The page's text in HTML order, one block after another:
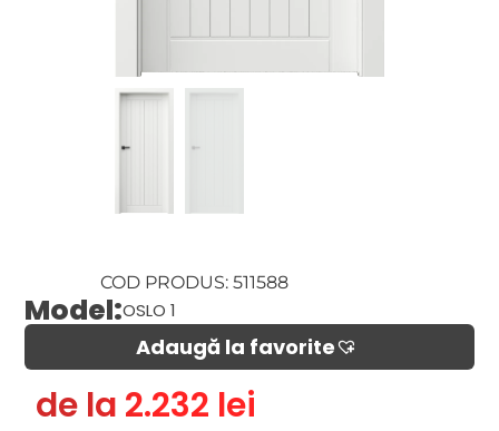
COD PRODUS: 511588
Model:OSLO 1
Adaugă la favorite​
de la 2.232 lei